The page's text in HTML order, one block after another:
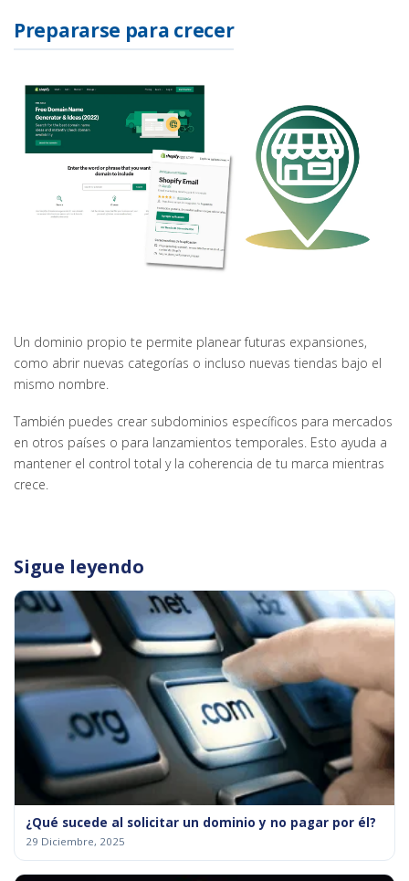
Prepararse para crecer
Un dominio propio te permite planear futuras expansiones,
como abrir nuevas categorías o incluso nuevas tiendas bajo el
mismo nombre.
También puedes crear subdominios específicos para mercados
en otros países o para lanzamientos temporales. Esto ayuda a
mantener el control total y la coherencia de tu marca mientras
crece.
Sigue leyendo
¿Qué sucede al solicitar un dominio y no pagar por él?
29 Diciembre, 2025